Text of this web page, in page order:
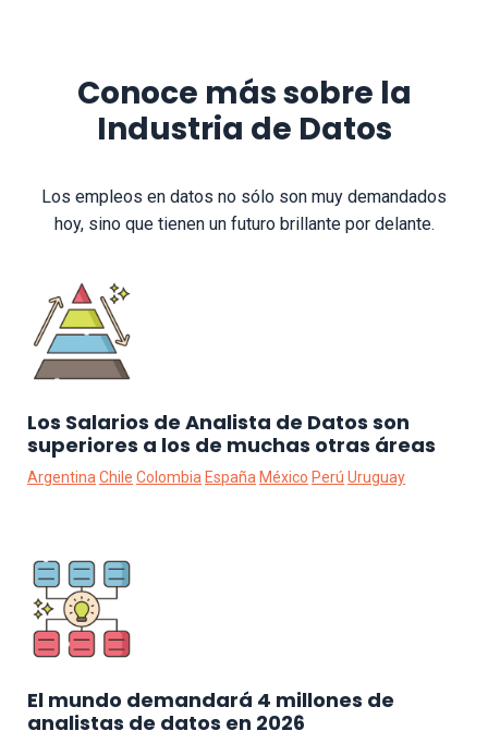
Conoce más sobre la
Industria de Datos
Los empleos en datos no sólo son muy demandados
hoy, sino que tienen un futuro brillante por delante.
Los Salarios de Analista de Datos son
superiores a los de muchas otras áreas
ArgentinaChile Colombia España México Perú Uruguay
El mundo demandará 4 millones de
analistas de datos en 2026